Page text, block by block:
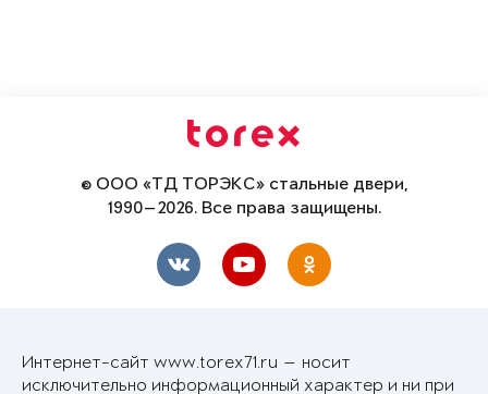
© ООО «ТД ТОРЭКС» стальные двери,
1990—2026. Все права защищены.
Интернет-сайт www.torex71.ru — носит
исключительно информационный характер и ни при